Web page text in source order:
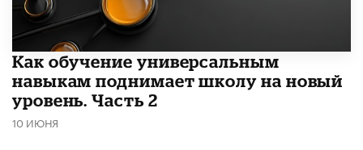
​Как обучение универсальным
навыкам поднимает школу на новый
уровень. Часть 2
10 ИЮНЯ